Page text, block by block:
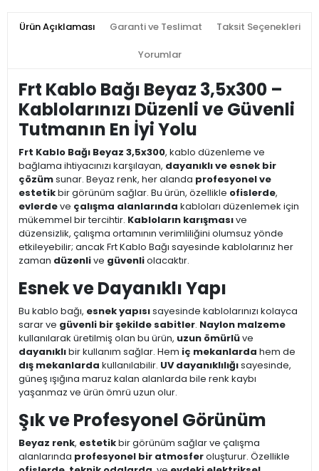
Ürün Açıklaması Garanti ve Teslimat Taksit Seçenekleri
Yorumlar
Frt Kablo Bağı Beyaz 3,5x300 –
Kablolarınızı Düzenli ve Güvenli
Tutmanın En İyi Yolu
Frt Kablo Bağı Beyaz 3,5x300, kablo düzenleme ve
bağlama ihtiyacınızı karşılayan, dayanıklı ve esnek bir
çözümsunar. Beyaz renk, her alanda profesyonel ve
estetikbir görünüm sağlar. Bu ürün, özellikle ofislerde,
evlerdeve çalışma alanlarında kabloları düzenlemek için
mükemmel bir tercihtir. Kabloların karışmasıve
düzensizlik, çalışma ortamının verimliliğini olumsuz yönde
etkileyebilir; ancak Frt Kablo Bağı sayesinde kablolarınız her
zaman düzenlive güvenliolacaktır.
Esnek ve Dayanıklı Yapı
Bu kablo bağı, esnek yapısısayesinde kablolarınızı kolayca
sarar ve güvenli bir şekilde sabitler. Naylon malzeme
kullanılarak üretilmiş olan bu ürün, uzun ömürlüve
dayanıklıbir kullanım sağlar. Hem iç mekanlarda hem de
dış mekanlarda kullanılabilir. UV dayanıklılığısayesinde,
güneş ışığına maruz kalan alanlarda bile renk kaybı
yaşanmaz ve ürün ömrü uzun olur.
Şık ve Profesyonel Görünüm
Beyaz renk, estetikbir görünüm sağlar ve çalışma
alanlarında profesyonel bir atmosferoluşturur. Özellikle